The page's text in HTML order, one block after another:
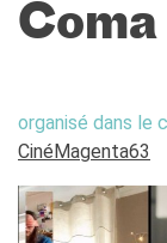
Coma
organisé dans le
CinéMagenta63